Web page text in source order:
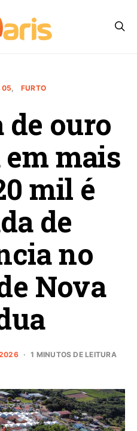
05 FURTO
de ouro
mais
mil é
de
no
Nova
1 MINUTOS DE LEITURA